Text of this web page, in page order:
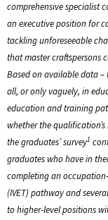
comprehensive specialist
an executive position for
tackling unforeseeable
that master craftspersons
Based on available data
all, or only vaguely, in
education and training
whether the
the graduates’ survey1
graduates who have in
completing an
(IVET) pathway and
to higher-level positions